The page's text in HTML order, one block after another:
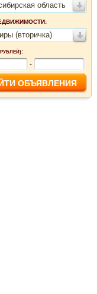
область
(вторичка)
:
-